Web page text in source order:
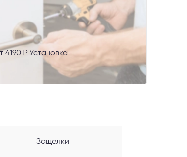
4190 ₽ Установка
Защелки